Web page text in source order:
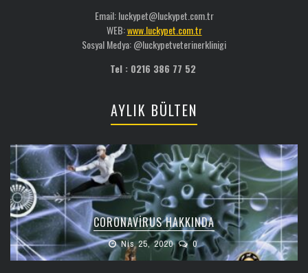
Email: luckypet@luckypet.com.tr
WEB:www.luckypet.com.tr
Sosyal Medya: @luckypetveterinerklinigi
Tel : 0216 386 77 52
AYLIK BÜLTEN
CORONAVIRUS HAKKINDA
Nis 25, 2020 0